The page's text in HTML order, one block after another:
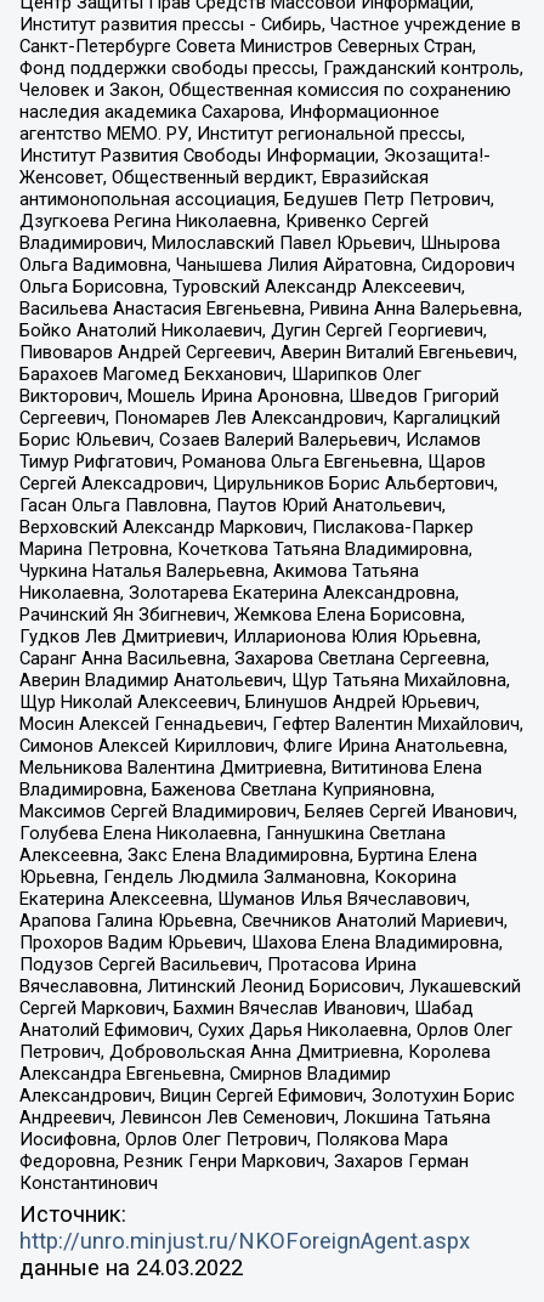
Институт развития прессы - Сибирь, Частное учреждение в
Санкт-Петербурге Совета Министров Северных Стран,
Фонд поддержки свободы прессы, Гражданский контроль,
Человек и Закон, Общественная комиссия по сохранению
наследия академика Сахарова, Информационное
агентство МЕМО. РУ, Институт региональной прессы,
Институт Развития Свободы Информации, Экозащита!-
Женсовет, Общественный вердикт, Евразийская
антимонопольная ассоциация, Бедушев Петр Петрович,
Дзугкоева Регина Николаевна, Кривенко Сергей
Владимирович, Милославский Павел Юрьевич, Шнырова
Ольга Вадимовна, Чанышева Лилия Айратовна, Сидорович
Ольга Борисовна, Туровский Александр Алексеевич,
Васильева Анастасия Евгеньевна, Ривина Анна Валерьевна,
Бойко Анатолий Николаевич, Дугин Сергей Георгиевич,
Пивоваров Андрей Сергеевич, Аверин Виталий Евгеньевич,
Барахоев Магомед Бекханович, Шарипков Олег
Викторович, Мошель Ирина Ароновна, Шведов Григорий
Сергеевич, Пономарев Лев Александрович, Каргалицкий
Борис Юльевич, Созаев Валерий Валерьевич, Исламов
Тимур Рифгатович, Романова Ольга Евгеньевна, Щаров
Сергей Алексадрович, Цирульников Борис Альбертович,
Гасан Ольга Павловна, Паутов Юрий Анатольевич,
Верховский Александр Маркович, Пислакова-Паркер
Марина Петровна, Кочеткова Татьяна Владимировна,
Чуркина Наталья Валерьевна, Акимова Татьяна
Николаевна, Золотарева Екатерина Александровна,
Рачинский Ян Збигневич, Жемкова Елена Борисовна,
Гудков Лев Дмитриевич, Илларионова Юлия Юрьевна,
Саранг Анна Васильевна, Захарова Светлана Сергеевна,
Аверин Владимир Анатольевич, Щур Татьяна Михайловна,
Щур Николай Алексеевич, Блинушов Андрей Юрьевич,
Мосин Алексей Геннадьевич, Гефтер Валентин Михайлович,
Симонов Алексей Кириллович, Флиге Ирина Анатольевна,
Мельникова Валентина Дмитриевна, Вититинова Елена
Владимировна, Баженова Светлана Куприяновна,
Максимов Сергей Владимирович, Беляев Сергей Иванович,
Голубева Елена Николаевна, Ганнушкина Светлана
Алексеевна, Закс Елена Владимировна, Буртина Елена
Юрьевна, Гендель Людмила Залмановна, Кокорина
Екатерина Алексеевна, Шуманов Илья Вячеславович,
Арапова Галина Юрьевна, Свечников Анатолий Мариевич,
Прохоров Вадим Юрьевич, Шахова Елена Владимировна,
Подузов Сергей Васильевич, Протасова Ирина
Вячеславовна, Литинский Леонид Борисович, Лукашевский
Сергей Маркович, Бахмин Вячеслав Иванович, Шабад
Анатолий Ефимович, Сухих Дарья Николаевна, Орлов Олег
Петрович, Добровольская Анна Дмитриевна, Королева
Александра Евгеньевна, Смирнов Владимир
Александрович, Вицин Сергей Ефимович, Золотухин Борис
Андреевич, Левинсон Лев Семенович, Локшина Татьяна
Иосифовна, Орлов Олег Петрович, Полякова Мара
Федоровна, Резник Генри Маркович, Захаров Герман
Константинович
Источник:
http://unro.minjust.ru/NKOForeignAgent.aspx
данные на 24.03.2022